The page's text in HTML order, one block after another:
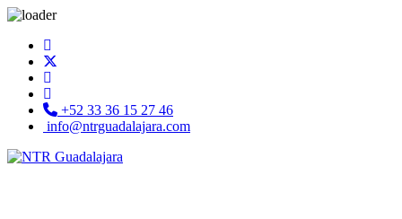
+52 33 36 15 27 46
info@ntrguadalajara.com